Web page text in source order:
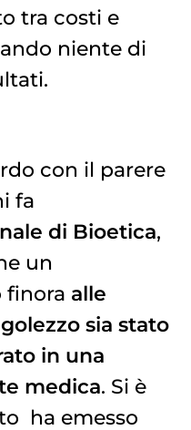
tra costi e
niente di
con il parere
fa
di Bioetica,
un
finora alle
sia stato
in una
medica. Si è
ha emesso